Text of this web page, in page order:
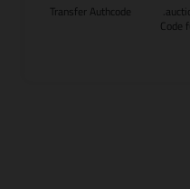
Transfer Authcode
Code